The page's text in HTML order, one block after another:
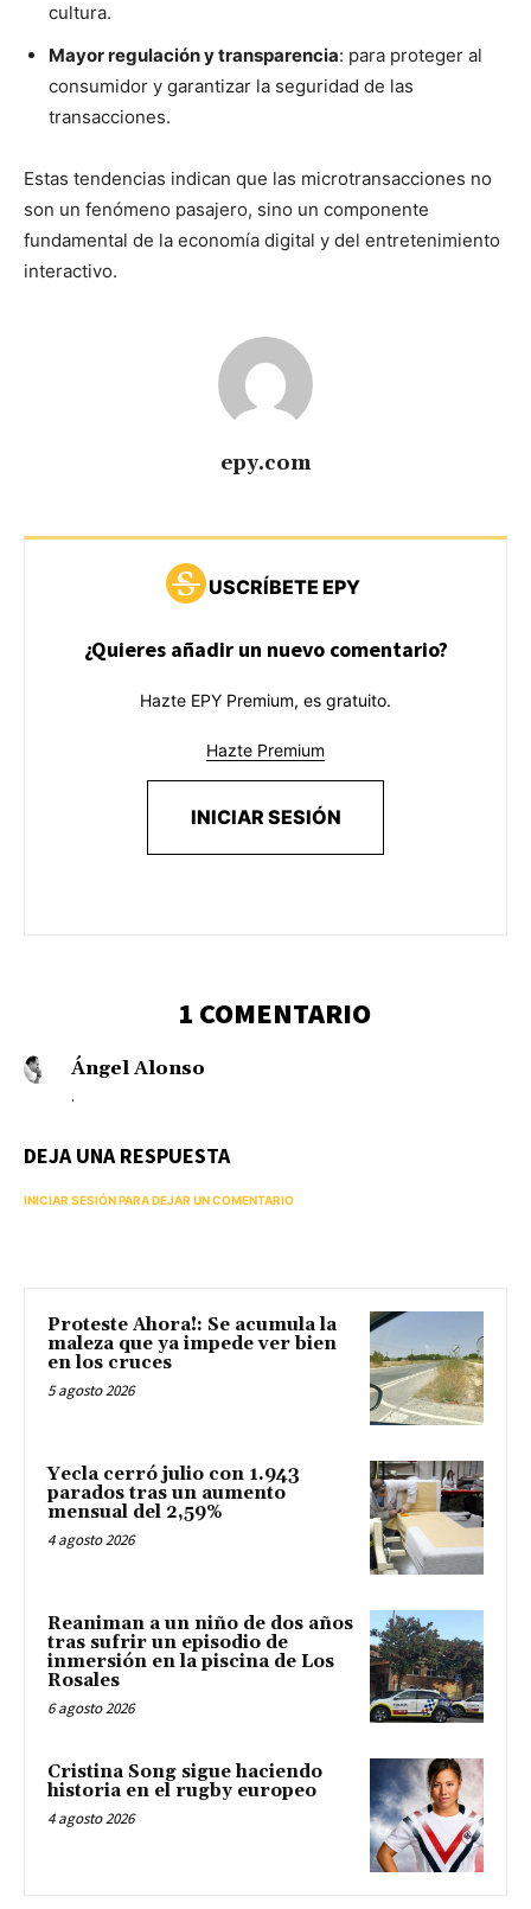
cultura.
Mayor regulación y transparencia: para proteger al
consumidor y garantizar la seguridad de las
transacciones.
Estas tendencias indican que las microtransacciones no
son un fenómeno pasajero, sino un componente
fundamental de la economía digital y del entretenimiento
interactivo.
epy.com
USCRÍBETE EPY
¿Quieres añadir un nuevo comentario?
Hazte EPY Premium, es gratuito.
Hazte Premium
INICIAR SESIÓN
1 COMENTARIO
Ángel Alonso
.
DEJA UNA RESPUESTA
INICIAR SESIÓN PARA DEJAR UN COMENTARIO
Proteste Ahora!: Se acumula la
maleza que ya impede ver bien
en los cruces
5 agosto 2026
Yecla cerró julio con 1.943
parados tras un aumento
mensual del 2,59%
4 agosto 2026
Reaniman a un niño de dos años
tras sufrir un episodio de
inmersión en la piscina de Los
Rosales
6 agosto 2026
Cristina Song sigue haciendo
historia en el rugby europeo
4 agosto 2026